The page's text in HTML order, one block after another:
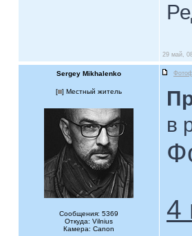
29 май,
Sergey Mikhalenko
[ ] Местный житель
Сообщения: 5369
Откуда: Vilnius
Камера: Canon
в
4